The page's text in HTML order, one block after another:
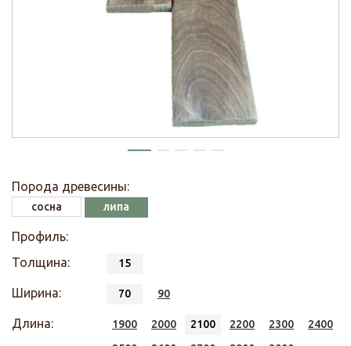
Порода древесины:
сосна липа
Профиль:
Толщина:
15
Ширина: 70 90
Длина: 1900 2000 2100 2200 2300
2400